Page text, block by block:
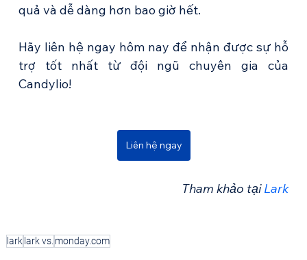
quả và dễ dàng hơn bao giờ hết.
Hãy liên hệ ngay hôm nay để nhận được sự hỗ
trợ tốt nhất từ đội ngũ chuyên gia của
Candylio!
Liên hệ ngay
Tham khảo tại Lark
lark lark vs. monday.com